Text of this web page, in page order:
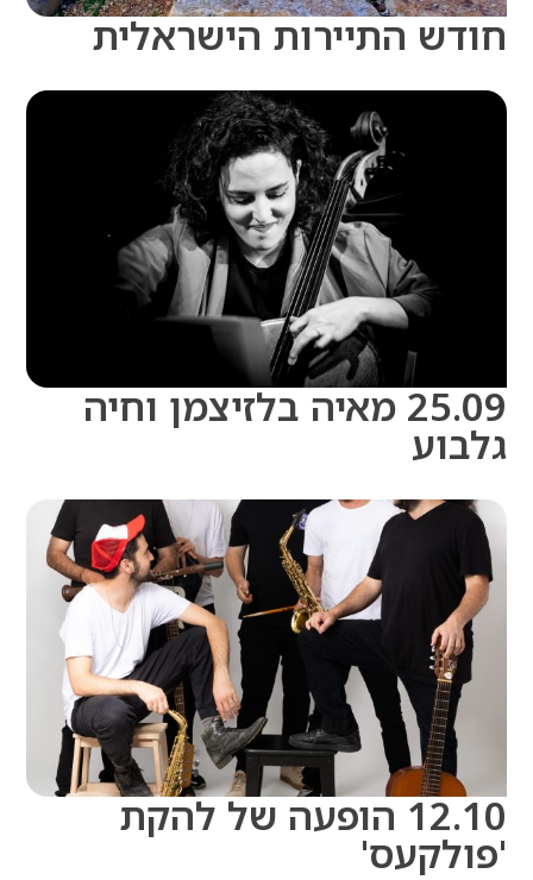
התיירות הישראלית
25.09 מאיה בלזיצמן וחיה
12.10 הופעה של להקת